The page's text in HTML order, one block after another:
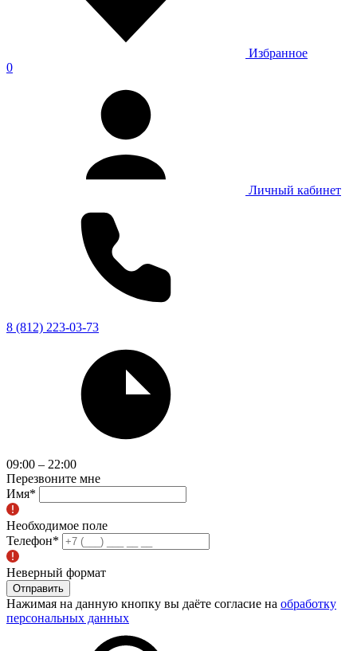
Избранное
0
Личный кабинет
8 (812) 223-03-73
09:00 – 22:00
Перезвоните мне
Имя*
Необходимое поле
Телефон*
Неверный формат
Отправить
Нажимая на данную кнопку вы даёте согласие на обработку
персональных данных